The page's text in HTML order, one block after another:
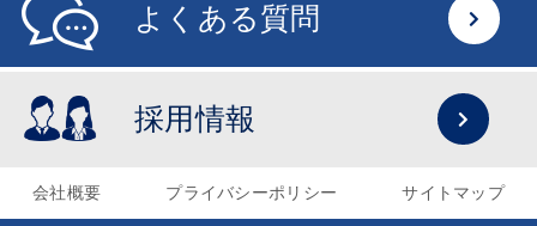
よくある質問
採用情報
会社概要 プライバシーポリシー サイトマップ